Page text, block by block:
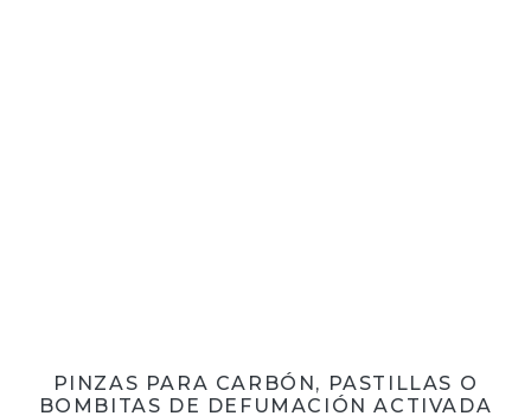
PINZAS PARA CARBÓN, PASTILLAS O
BOMBITAS DE DEFUMACIÓN ACTIVADA